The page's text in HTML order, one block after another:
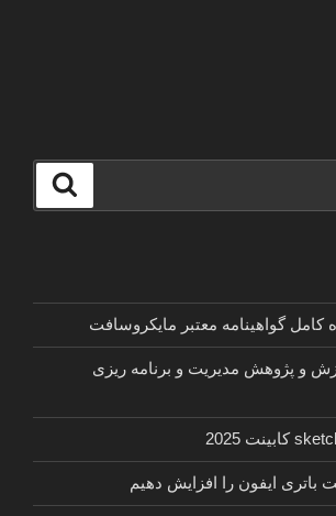
جستجو
و پژوهش مدیریت و برنامه ریزی
باتری ایفون را افزایش دهیم